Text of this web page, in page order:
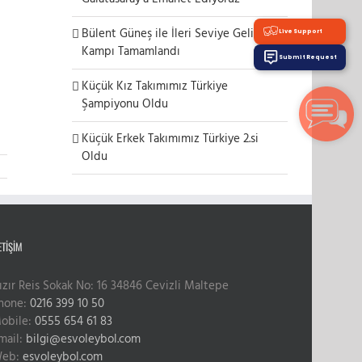
Bülent Güneş ile İleri Seviye Gelişim
Kampı Tamamlandı
Küçük Kız Takımımız Türkiye
Şampiyonu Oldu
Küçük Erkek Takımımız Türkiye 2.si
Oldu
Reis Sokak No: 16 34846 Cevizli Maltepe
0216 399 10 50
0555 654 61 83
bilgi@esvoleybol.com
esvoleybol.com
Live Support
Submit Request